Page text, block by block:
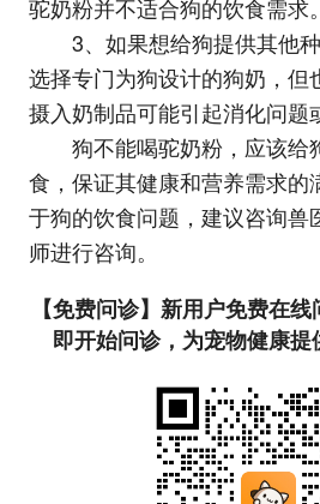
驼奶粉并不适合狗的饮食需求。
3、如果想给狗提供其他
选择专门为狗设计的狗奶，但
摄入奶制品可能引起消化问题
狗不能喝驼奶粉，应该给
食，保证其健康和营养需求的
于狗的饮食问题，建议咨询兽
师进行咨询。
【免费问诊】新用户免费在
即开始问诊，为宠物健康提